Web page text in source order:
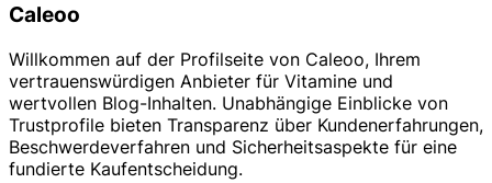
Caleoo
Willkommen auf der Profilseite von Caleoo, Ihrem
vertrauenswürdigen Anbieter für Vitamine und
wertvollen Blog-Inhalten. Unabhängige Einblicke von
Trustprofile bieten Transparenz über Kundenerfahrungen,
Beschwerdeverfahren und Sicherheitsaspekte für eine
fundierte Kaufentscheidung.